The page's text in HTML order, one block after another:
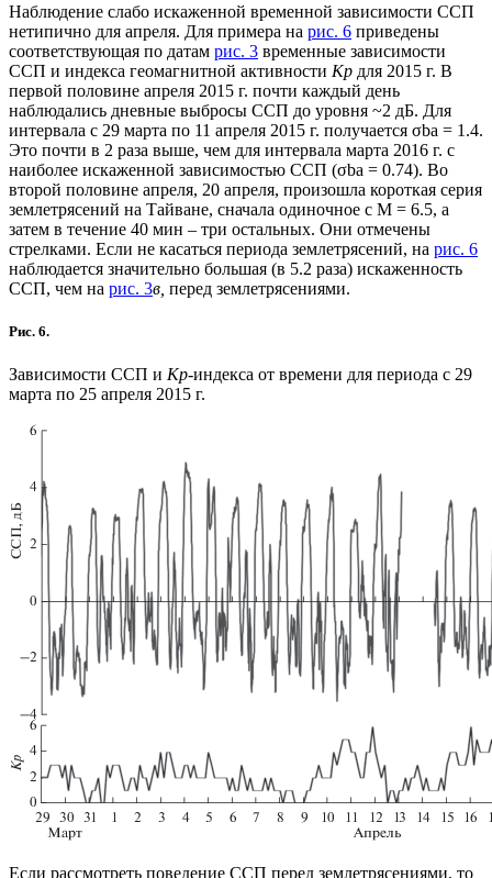
Наблюдение слабо искаженной временной зависимости ССП
нетипично для апреля. Для примера на рис. 6 приведены
соответствующая по датам рис. 3 временные зависимости
ССП и индекса геомагнитной активности Kp для 2015 г. В
первой половине апреля 2015 г. почти каждый день
наблюдались дневные выбросы ССП до уровня ~2 дБ. Для
интервала с 29 марта по 11 апреля 2015 г. получается σba = 1.4.
Это почти в 2 раза выше, чем для интервала марта 2016 г. с
наиболее искаженной зависимостью ССП (σba = 0.74). Во
второй половине апреля, 20 апреля, произошла короткая серия
землетрясений на Тайване, сначала одиночное с М = 6.5, а
затем в течение 40 мин – три остальных. Они отмечены
стрелками. Если не касаться периода землетрясений, на рис. 6
наблюдается значительно большая (в 5.2 раза) искаженность
ССП, чем на рис. 3в, перед землетрясениями.
Рис. 6.
Зависимости ССП и Kp-индекса от времени для периода с 29
марта по 25 апреля 2015 г.
Если рассмотреть поведение ССП перед землетрясениями, то